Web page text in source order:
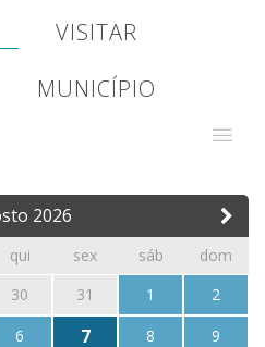
VISITAR
MUNICÍPIO
2026
qui sex sáb
dom
30 31 1
2
6 7 8
9